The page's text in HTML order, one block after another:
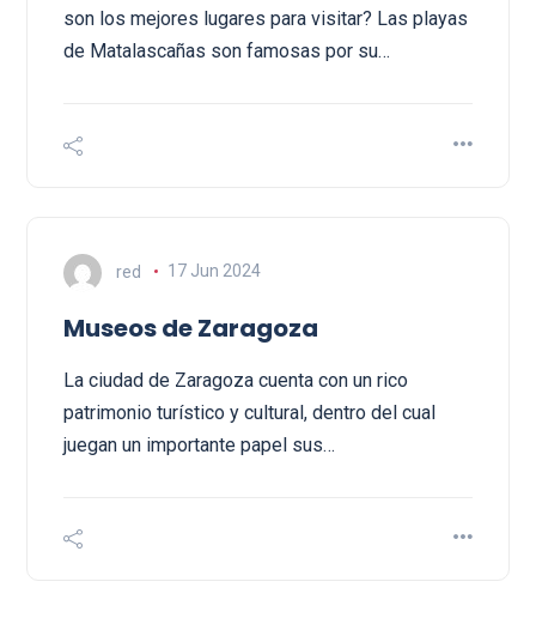
son los mejores lugares para visitar? Las playas
de Matalascañas son famosas por su…
red 17 Jun 2024
Museos de Zaragoza
La ciudad de Zaragoza cuenta con un rico
patrimonio turístico y cultural, dentro del cual
juegan un importante papel sus…